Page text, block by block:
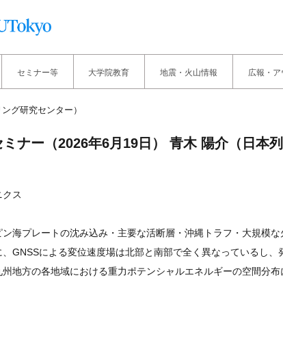
セミナー等 大学院教育 地震・火山情報 広報・
グ研究センター）
ナー（2026年6月19日） 青木 陽介（日本
ス
海プレートの沈み込み・主要な活断層・沖縄トラフ・大規模
GNSSによる変位速度場は北部と南部で全く異なっているし
地方の各地域における重力ポテンシャルエネルギーの空間分